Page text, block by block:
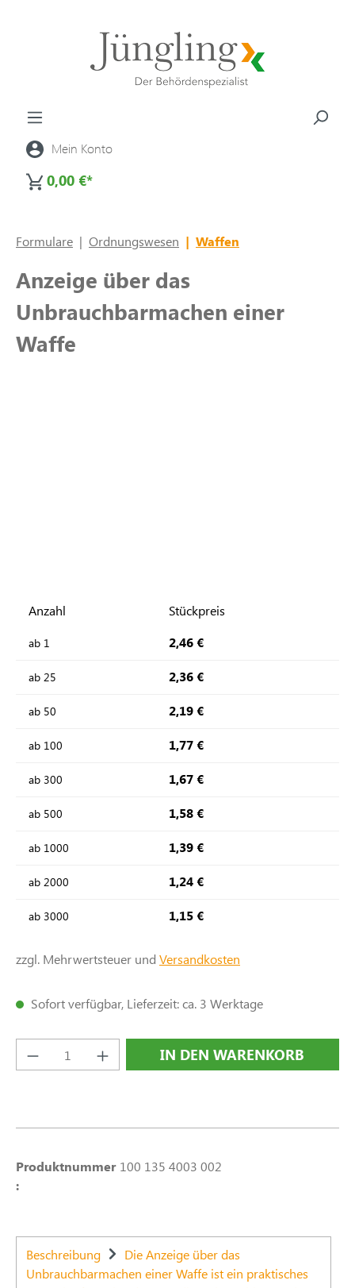
Mein Konto
0,00 €*
Formulare | Ordnungswesen | Waffen
Anzeige über das
Unbrauchbarmachen einer
Waffe
Anzahl Stückpreis
ab 1 2,46 €
ab 25 2,36 €
ab 50 2,19 €
ab 100 1,77 €
ab 300 1,67 €
ab 500 1,58 €
ab 1000 1,39 €
ab 2000 1,24 €
ab 3000 1,15 €
zzgl. Mehrwertsteuer und Versandkosten
Sofort verfügbar, Lieferzeit: ca. 3 Werktage
Produkt Anzahl: Gib den gewünschten
IN DEN WARENKORB
Produktnummer
:
100 135 4003 002
Beschreibung
Die Anzeige über das
Unbrauchbarmachen einer Waffe ist ein praktisches